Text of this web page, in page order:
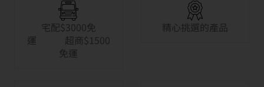
宅配$3000免
運 超商$1500
免運
精心挑選的產品